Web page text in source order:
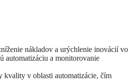
nákladov a urýchlenie inovácií vo
automatizáciu a monitorovanie
kvality v oblasti automatizácie, čím